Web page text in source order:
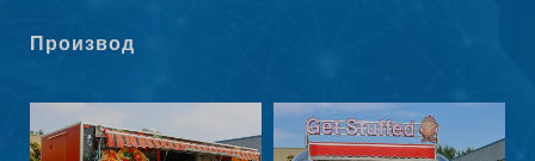
Производ
Български